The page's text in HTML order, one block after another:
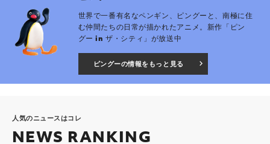
世界で一番有名なペンギン、ピングーと、南極に住
む仲間たちの日常が描かれたアニメ。新作「ピン
グー in ザ・シティ」が放送中
ピングーの情報をもっと見る
人気のニュースはコレ
NEWS RANKING